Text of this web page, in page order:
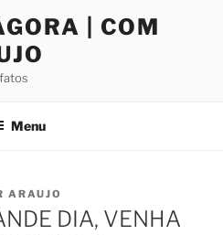
| COM
Menu
ARAUJO
DIA, VENHA